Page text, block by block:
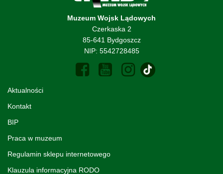
Muzeum Wojsk Lądowych
Czerkaska 2
85-641 Bydgoszcz
NIP: 5542728485
Aktualności
Kontakt
BIP
Praca w muzeum
Regulamin sklepu internetowego
Klauzula informacyjna RODO